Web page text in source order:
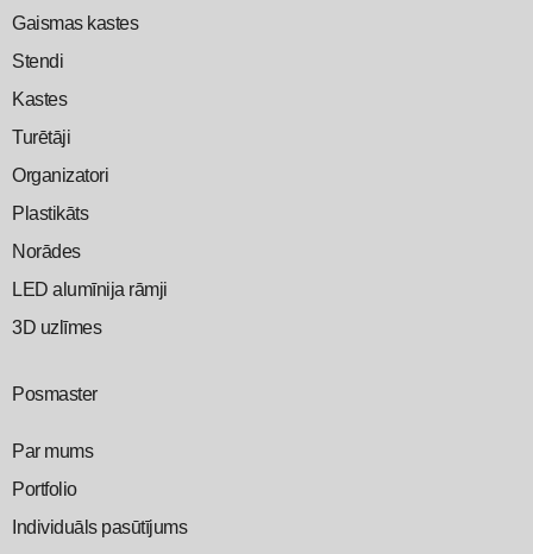
Gaismas kastes
Stendi
Kastes
Turētāji
Organizatori
Plastikāts
Norādes
LED alumīnija rāmji
3D uzlīmes
Posmaster
Par mums
Portfolio
Individuāls pasūtījums